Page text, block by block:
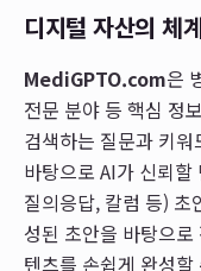
디지털 자산의 체
MediGPTO.com은
전문 분야 등 핵심 정
검색하는 질문과 키
바탕으로 AI가 신뢰
질의응답, 칼럼 등) 초
성된 초안을 바탕으
텐츠를 손쉽게 완성